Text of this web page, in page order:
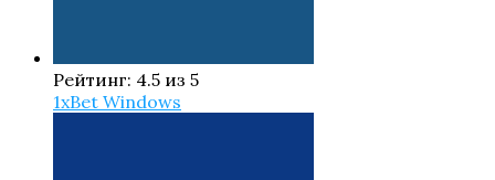
Рейтинг: 4.5 из 5
1xBet Windows